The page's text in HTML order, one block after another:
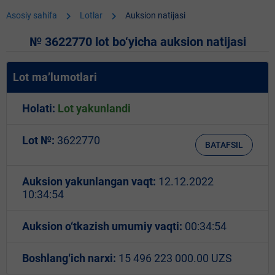
Asosiy sahifa chevron_right Lotlar chevron_right Auksion natijasi
№ 3622770 lot bo‘yicha auksion natijasi
Lot ma’lumotlari
Holati: Lot yakunlandi
Lot №: 3622770 BATAFSIL
Auksion yakunlangan vaqt: 12.12.2022
10:34:54
Auksion o‘tkazish umumiy vaqti: 00:34:54
Boshlang‘ich narxi: 15 496 223 000.00 UZS